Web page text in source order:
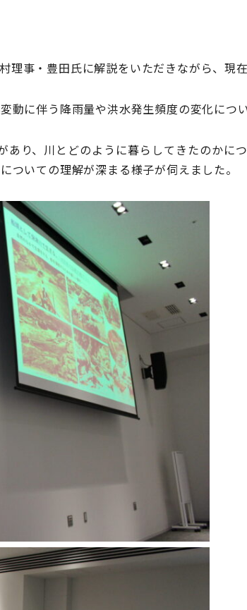
理事・豊田氏に解説をいただきながら、現
動に伴う降雨量や洪水発生頻度の変化につ
り、川とどのように暮らしてきたのかに
ついての理解が深まる様子が伺えました。